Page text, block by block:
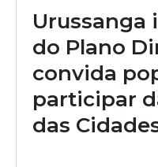
Urussanga
do Plano
convida
participar
das